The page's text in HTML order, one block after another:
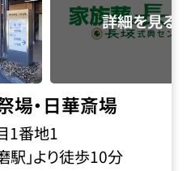
場・日華斎場
1番地1
駅」より徒歩10分